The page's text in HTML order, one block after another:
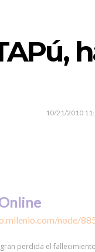
10/21/2010
node/
perdida el